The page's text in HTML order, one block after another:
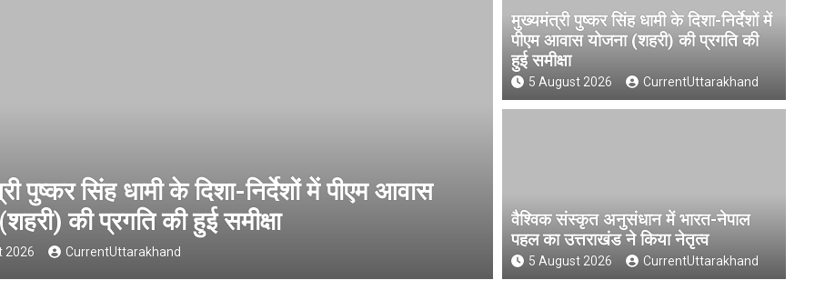
आवास
वैश्विक संस्कृत अनुसंधान में भारत-नेपाल पहल का उत्तराखंड
ने किया नेतृत्व
5 August 2026
फीडबैक
मुख्यमंत्री पुष्कर सिंह धामी के दिशा-निर्देशों में
पीएम आवास योजना (शहरी) की प्रगति की
हुई समीक्षा
5 August 2026 CurrentUttarakhand
वैश्विक संस्कृत अनुसंधान में भारत-नेपाल
पहल का उत्तराखंड ने किया नेतृत्व
5 August 2026 CurrentUttarakhand